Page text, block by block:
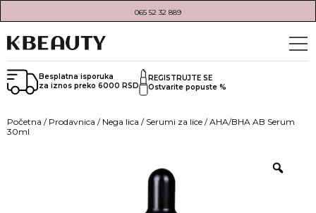
065 52 32 889
Besplatna isporuka
za iznos preko 6000 RSD
REGISTRUJTE SE
Ostvarite popuste %
Početna / Prodavnica / Nega lica / Serumi za lice / AHA/BHA AB Serum
30ml